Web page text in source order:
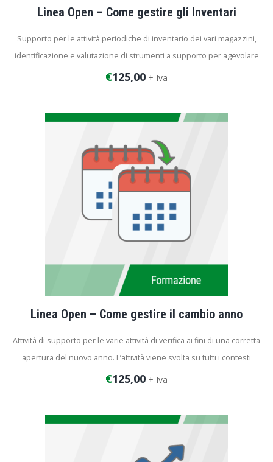
Linea Open – Come gestire gli Inventari
Supporto per le attività periodiche di inventario dei vari magazzini,
identificazione e valutazione di strumenti a supporto per agevolare
il processo di verifica delle giacenze. L’attività presuppone che sia
€125,00 + Iva
Linea Open – Come gestire il cambio anno
Attività di supporto per le varie attività di verifica ai fini di una corretta
apertura del nuovo anno. L’attività viene svolta su tutti i contesti
applicativi che presuppongo l’apertura di un nuovo periodo fiscale.
€125,00 + Iva